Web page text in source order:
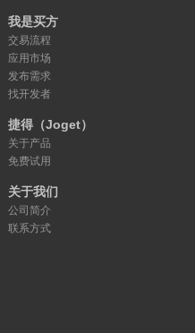
我是买方
交易流程
应用市场
发布需求
找开发者
捷得（Joget）
关于产品
免费试用
关于我们
公司简介
联系方式